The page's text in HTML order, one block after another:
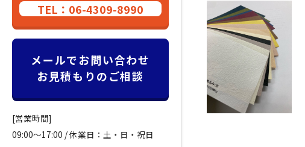
TEL：06-4309-8990
メールでお問い合わせ
お見積もりのご相談
[営業時間]
09:00～17:00 / 休業日：土・日・祝日